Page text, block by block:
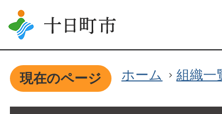
現在のページ ホーム 組織一